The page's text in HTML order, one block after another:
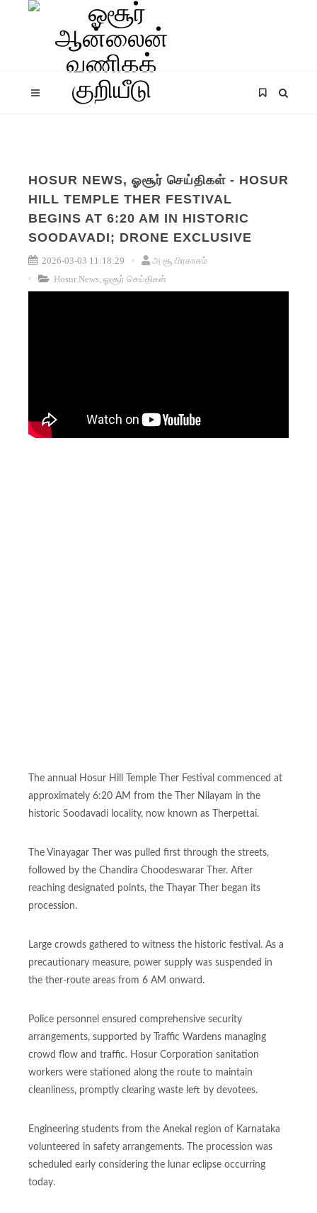
HOSUR NEWS, ஓசூர் செய்திகள் - HOSUR
HILL TEMPLE THER FESTIVAL
BEGINS AT 6:20 AM IN HISTORIC
SOODAVADI; DRONE EXCLUSIVE
2026-03-03 11:18:29
அ சூ பிரகாசம்
Hosur News, ஓசூர் செய்திகள்
The annual Hosur Hill Temple Ther Festival commenced at
approximately 6:20 AM from the Ther Nilayam in the
historic Soodavadi locality, now known as Therpettai.
The Vinayagar Ther was pulled first through the streets,
followed by the Chandira Choodeswarar Ther. After
reaching designated points, the Thayar Ther began its
procession.
Large crowds gathered to witness the historic festival. As a
precautionary measure, power supply was suspended in
the ther-route areas from 6 AM onward.
Police personnel ensured comprehensive security
arrangements, supported by Traffic Wardens managing
crowd flow and traffic. Hosur Corporation sanitation
workers were stationed along the route to maintain
cleanliness, promptly clearing waste left by devotees.
Engineering students from the Anekal region of Karnataka
volunteered in safety arrangements. The procession was
scheduled early considering the lunar eclipse occurring
today.